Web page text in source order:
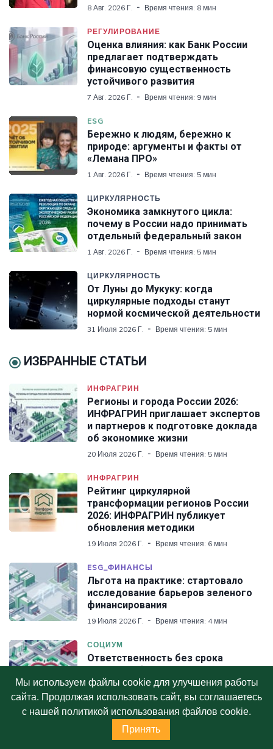
8 Авг. 2026 Г. Время чтения: 8 мин
РЕГУЛИРОВАНИЕ
Оценка влияния: как Банк России
предлагает подтверждать
финансовую существенность
устойчивого развития
7 Авг. 2026 Г. Время чтения: 9 мин
ESG
Бережно к людям, бережно к
природе: аргументы и факты от
«Лемана ПРО»
1 Авг. 2026 Г. Время чтения: 5 мин
ЦИРКУЛЯРНОСТЬ
Экономика замкнутого цикла:
почему в России надо принимать
отдельный федеральный закон
1 Авг. 2026 Г. Время чтения: 5 мин
ЦИРКУЛЯРНОСТЬ
От Луны до Мукуку: когда
циркулярные подходы станут
нормой космической деятельности
31 Июля 2026 Г. Время чтения: 5 мин
ИЗБРАННЫЕ СТАТЬИ
ИНФРАГРИН
Регионы и города России 2026:
ИНФРАГРИН приглашает экспертов
и партнеров к подготовке доклада
об экономике жизни
20 Июля 2026 Г. Время чтения: 5 мин
ИНФРАГРИН
Рейтинг циркулярной
трансформации регионов России
2026: ИНФРАГРИН публикует
обновления методики
19 Июля 2026 Г. Время чтения: 6 мин
ESG_ФИНАНСЫ
Льгота на практике: стартовало
исследование барьеров зеленого
финансирования
19 Июля 2026 Г. Время чтения: 4 мин
СОЦИУМ
Ответственность без срока
давности: Фонд Потанина
отчитался о результатах работы за
2025 год
5 Июля 2026 Г. Время чтения: 5 мин
СОЦИУМ
Мы используем файлы cookie для улучшения работы
сайта. Продолжая использовать сайт, вы соглашаетесь
с нашей политикой использования файлов cookie.
Принять